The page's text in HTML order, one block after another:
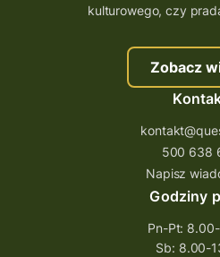
szkolenie tworzenie
szkolenie questing
ścieżka
questy
questujwpolsce
questingowy projekt
questing wielkopolska
kulturowego, czy
Zobacz
500 638
Napisz
Godziny
Pn-Pt:
Sb: 8.00-